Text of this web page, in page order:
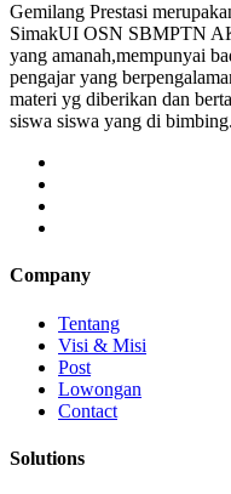
Gemilang Prestasi
SimakUI OSN SBMPTN
yang amanah,mempunyai
pengajar yang
materi yg diberikan dan
siswa siswa yang di bimbing.
Company
Tentang
Visi & Misi
Post
Lowongan
Contact
Solutions